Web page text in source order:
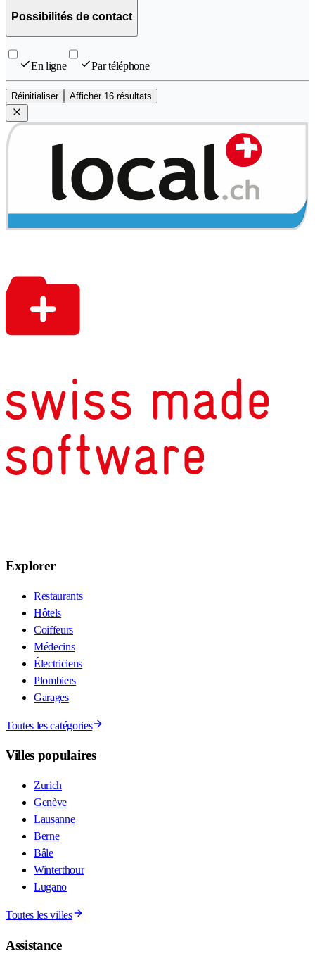
Possibilités de contact
En ligne Par téléphone
Réinitialiser Afficher 16 résultats
Explorer
Restaurants
Hôtels
Coiffeurs
Médecins
Électriciens
Plombiers
Garages
Toutes les catégories
Villes populaires
Zurich
Genève
Lausanne
Berne
Bâle
Winterthour
Lugano
Toutes les villes
Assistance